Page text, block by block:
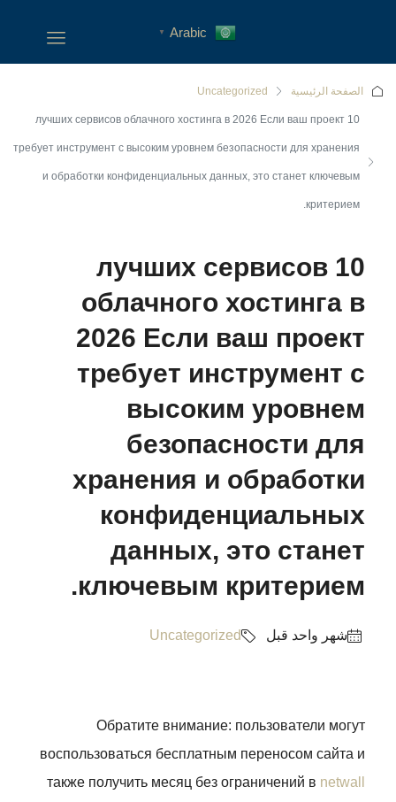
Arabic
▼
الصفحة الرئيسية Uncategorized
10 лучших сервисов облачного хостинга в 2026 Если ваш проект
требует инструмент с высоким уровнем безопасности для хранения
и обработки конфиденциальных данных, это станет ключевым
критерием.
10 лучших сервисов
облачного хостинга в
2026 Если ваш проект
требует инструмент с
высоким уровнем
безопасности для
хранения и обработки
конфиденциальных
данных, это станет
ключевым критерием.
‏شهر واحد قبل Uncategorized
Обратите внимание: пользователи могут
воспользоваться бесплатным переносом сайта и
также получить месяц без ограничений в netwall